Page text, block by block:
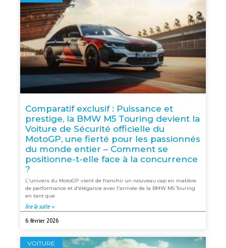
Comparatif exclusif : Puissance et
prestige, la BMW M5 Touring devient la
Voiture de Sécurité officielle du
MotoGP, une fierté pour les passionnés
du monde entier – Comment se
positionne-t-elle face à la concurrence
?
L'univers du MotoGP vient de franchir un nouveau cap en matière
de performance et d'élégance avec l'arrivée de la BMW M5 Touring
en tant que
lire la suite »
6 février 2026
VOITURE